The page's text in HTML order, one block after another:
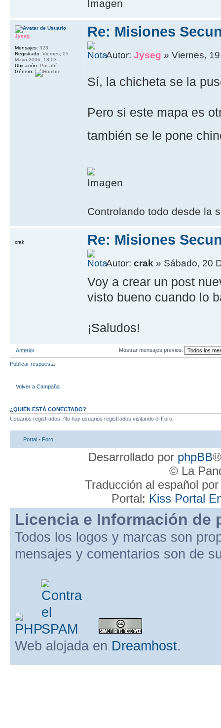
Re: Misiones
Autor:Jyseg » Viernes,
Sí, la chicheta se la
Pero si este mapa es
también se le pone
Controlando todo desde la
Jyseg
Mensajes: 323
Registrado: Viernes, 05
Mayo 2006, 18:03
Ubicación: Por ahí...
Género:
Re: Misiones
Autor:crak » Sábado, 20
Voy a crear un post
visto bueno cuando lo
¡Saludos!
crak
Anterior Mostrar mensajes previos:
Publicar respuesta
Volver a Campaña
¿QUIÉN ESTÁ CONECTADO?
Usuarios registrados: No hay usuarios registrados visitando el Foro
Portal • Foro
Desarrollado por phpBB
© La
Traducción al español
Portal: Kiss Portal
Licencia e Información de
Todos los logos y marcas son
mensajes y comentarios son de
Web alojada en Dreamhost.